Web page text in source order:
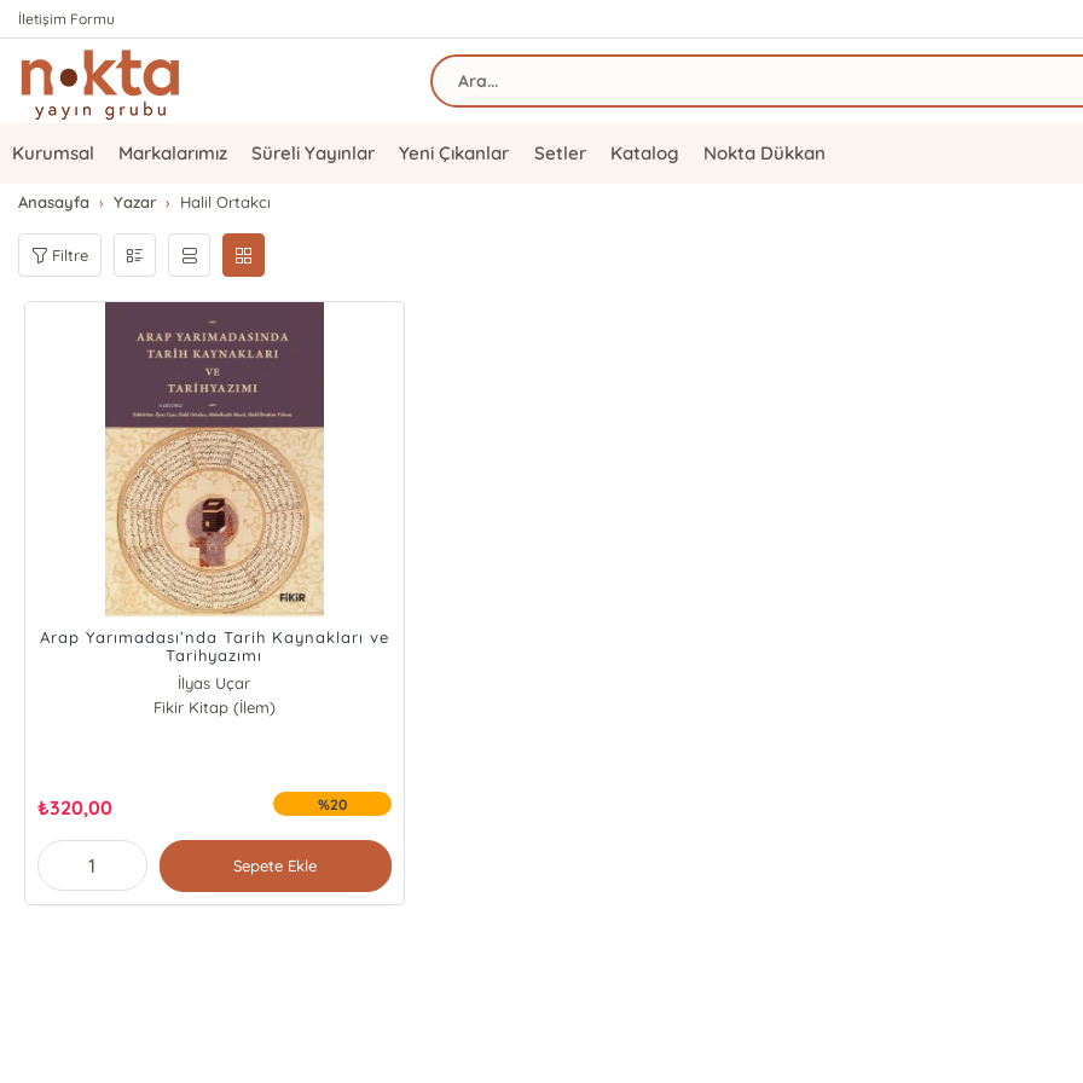
İletişim Formu
Kurumsal Markalarımız Süreli Yayınlar Yeni Çıkanlar Setler Katalog Nokta Dükkan
Anasayfa Yazar Halil Ortakcı
Filtre
Arap Yarımadası’nda Tarih Kaynakları ve
Tarihyazımı
İlyas Uçar
Halil Ortakcı
Fikir Kitap (İlem)
₺320,00 %20
Sepete Ekle